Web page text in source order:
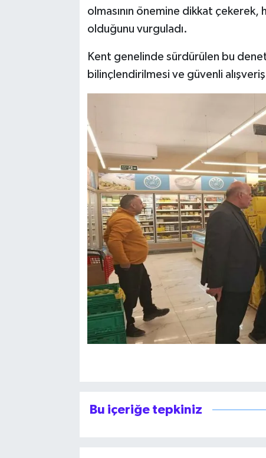
olmasının önemine dikkat çekerek,
olduğunu vurguladı.
Kent genelinde sürdürülen bu
bilinçlendirilmesi ve güvenli
Bu içeriğe tepkiniz